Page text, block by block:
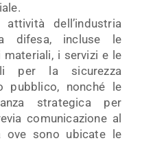
dell’industria
difesa, incluse le
materiali, i servizi e le
per la sicurezza
pubblico, nonché le
strategica per
comunicazione al
ove sono ubicate le